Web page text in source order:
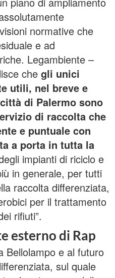
normative che
e ad
Legambiente –
che gli unici
utili, nel breve e
di Palermo sono
di raccolta che
e puntuale con
a porta in tutta la
impianti di riciclo e
in generale, per tutti
raccolta differenziata,
per il trattamento
rifiuti”.
esterno di Rap
Bellolampo e al futuro
sul quale